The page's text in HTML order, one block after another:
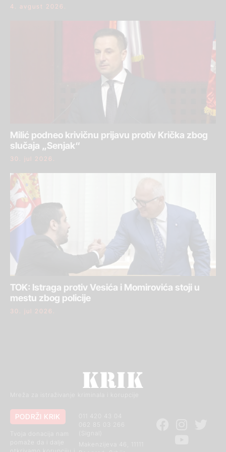
4. avgust 2026.
Milić podneo krivičnu prijavu protiv Krička zbog
slučaja „Senjak“
30. jul 2026.
TOK: Istraga protiv Vesića i Momirovića stoji u
mestu zbog policije
30. jul 2026.
Mreža za istraživanje kriminala i korupcije
011 420 43 04
Makenzijeva 46, 11111
PODRŽI KRIK